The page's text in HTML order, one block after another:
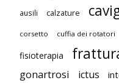
ausili calzature
corsetto cuffia dei rotatori
fisioterapia
gonartrosi ictus